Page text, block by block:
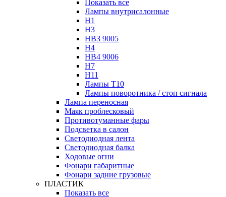
Показать все
Лампы внутрисалонные
H1
H3
HB3 9005
H4
HB4 9006
H7
H11
Лампы Т10
Лампы поворотника / стоп сигнала
Лампа переносная
Маяк проблесковый
Противотуманные фары
Подсветка в салон
Светодиодная лента
Светодиодная балка
Ходовые огни
Фонари габаритные
Фонари задние грузовые
ПЛАСТИК
Показать все